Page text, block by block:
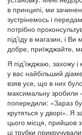
в принципі, ми
зустрінемось і
потрібно
під’їду в магазин, і
добре, приїжджайте,
Я під’їжджаю, захожу
у вас найбільший
взяв усе, що в них
максимальну
попередили: «Зараз
крутяться у дворі». Я
цього місця, прийшов
ці трубки